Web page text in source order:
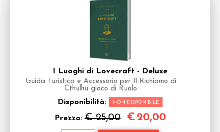
I Luoghi di Lovecraft - Deluxe
Guida Turistica e Accessorio per Il Richiamo di
Cthulhu gioco di Ruolo
Disponibilità: NON DISPONIBILE
Prezzo:€ 25,00 € 20,00